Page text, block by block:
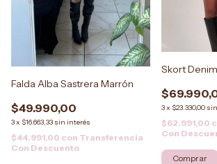
Falda Alba Sastrera Marrón
$49.990,00
3x $16.663,33 sin interés
$44.991,00 con Transferencia
Con Descuento
Skort
3x $23.330,00
$62.991,00
Con
Comprar